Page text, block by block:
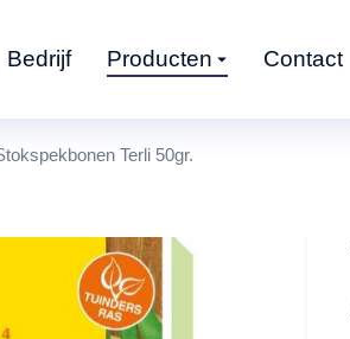
Bedrijf Producten Contact
Terli 50gr.